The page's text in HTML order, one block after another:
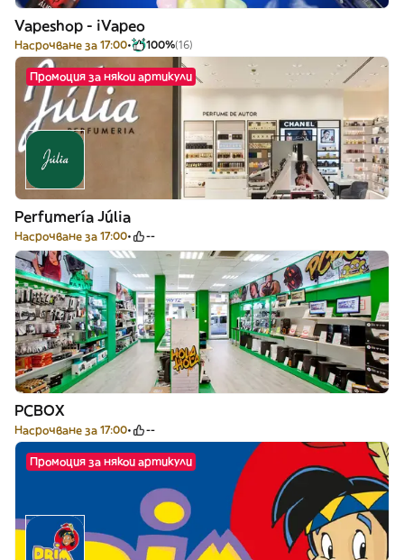
Vapeshop - iVapeo
Насрочване за 17:00 100%(16)
Промоция за някои артикули
Perfumería Júlia
Насрочване за 17:00 --
PCBOX
Насрочване за 17:00 --
Промоция за някои артикули